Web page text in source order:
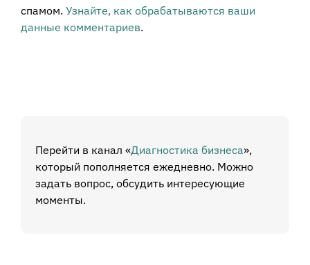
спамом. Узнайте, как обрабатываются ваши
данные комментариев.
Перейти в канал «Диагностика бизнеса»,
который пополняется ежедневно. Можно
задать вопрос, обсудить интересующие
моменты.